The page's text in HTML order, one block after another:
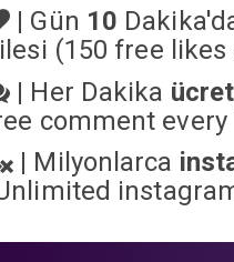
| Gün 10
(150 free
| Her Dakika
comment every
| Milyonlarca